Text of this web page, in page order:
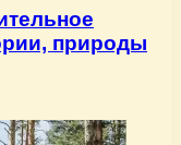
природы